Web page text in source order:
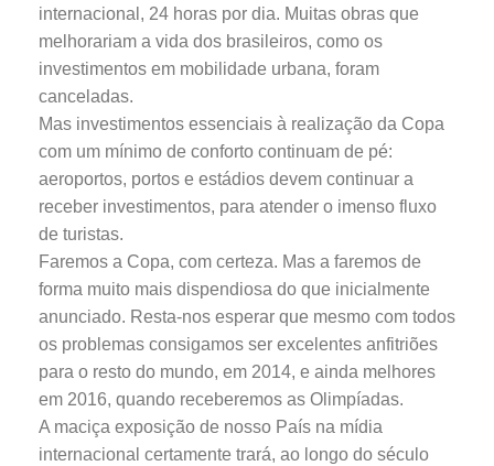
internacional, 24 horas por dia. Muitas obras que
melhorariam a vida dos brasileiros, como os
investimentos em mobilidade urbana, foram
canceladas.
Mas investimentos essenciais à realização da Copa
com um mínimo de conforto continuam de pé:
aeroportos, portos e estádios devem continuar a
receber investimentos, para atender o imenso fluxo
de turistas.
Faremos a Copa, com certeza. Mas a faremos de
forma muito mais dispendiosa do que inicialmente
anunciado. Resta-nos esperar que mesmo com todos
os problemas consigamos ser excelentes anfitriões
para o resto do mundo, em 2014, e ainda melhores
em 2016, quando receberemos as Olimpíadas.
A maciça exposição de nosso País na mídia
internacional certamente trará, ao longo do século